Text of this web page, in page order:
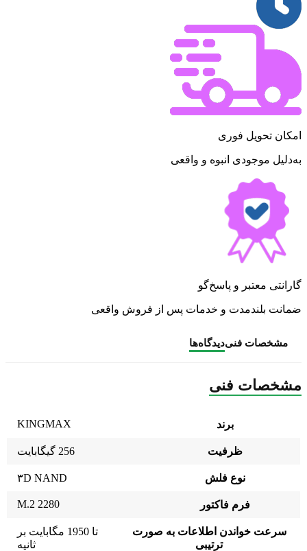
امکان تحویل فوری
به‌دلیل موجودی انبوه و واقعی
گارانتی معتبر و پاسخ‌گو
ضمانت بلندمدت و خدمات پس از فروش واقعی
مشخصات فنیدیدگاه‌ها
مشخصات فنی
برند KINGMAX
ظرفیت 256 گیگابایت
نوع فلش ۳D NAND
فرم فاکتور 2280 M.2
سرعت خواندن اطلاعات به صورت
ترتیبی
تا 1950 مگابایت بر
ثانیه